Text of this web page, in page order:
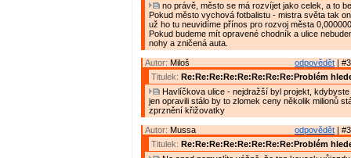
no právě, město se má rozvíjet jako celek, a to
Pokud město vychová fotbalistu - mistra světa tak
už ho tu neuvidíme přínos pro rozvoj města
Pokud budeme mít opravené chodník a ulice
nohy a zničená auta.
odpovědět |
Autor: Miloš
Titulek: Re:Re:Re:Re:Re:Re:Re:Re:Problém
Havlíčkova ulice - nejdražší byl projekt, kdybyste
jen opravili stálo by to zlomek ceny několik milionů
zprznění křižovatky
odpovědět |
Autor: Mussa
Titulek: Re:Re:Re:Re:Re:Re:Re:Re:Problém